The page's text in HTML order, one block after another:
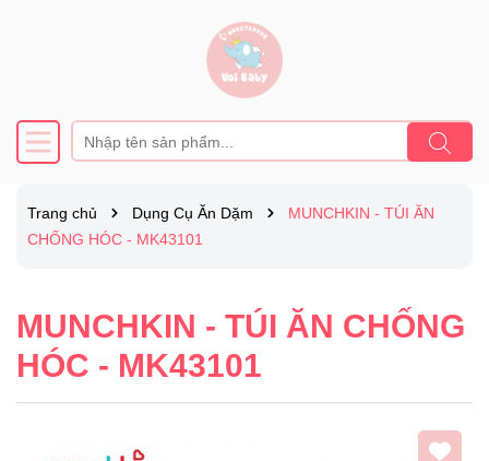
Trang chủ Dụng Cụ Ăn Dặm
MUNCHKIN - TÚI ĂN
CHỐNG HÓC - MK43101
MUNCHKIN - TÚI ĂN CHỐNG
HÓC - MK43101